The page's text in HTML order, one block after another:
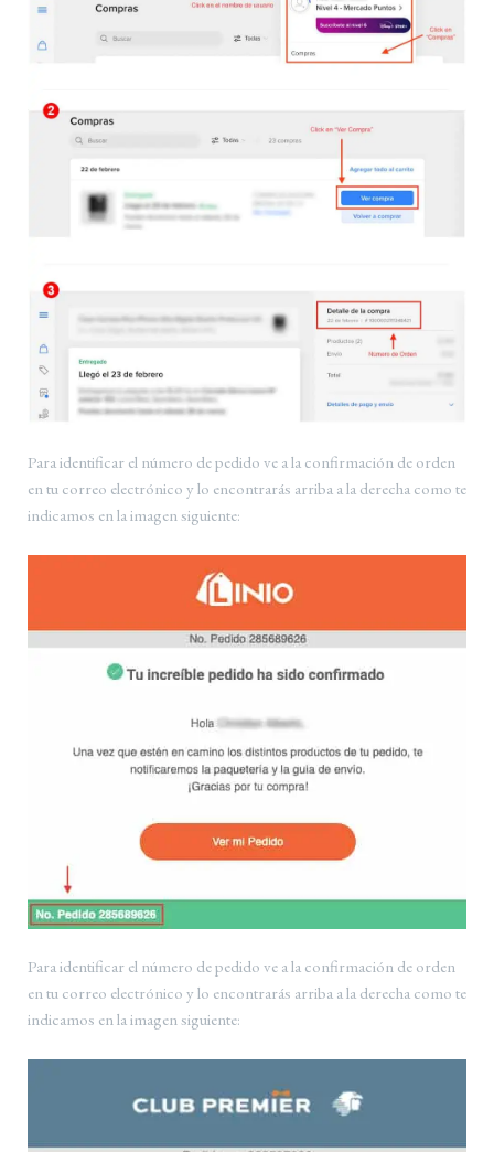
Para identificar el número de pedido ve a la confirmación de orden
en tu correo electrónico y lo encontrarás arriba a la derecha como te
indicamos en la imagen siguiente:
Para identificar el número de pedido ve a la confirmación de orden
en tu correo electrónico y lo encontrarás arriba a la derecha como te
indicamos en la imagen siguiente: